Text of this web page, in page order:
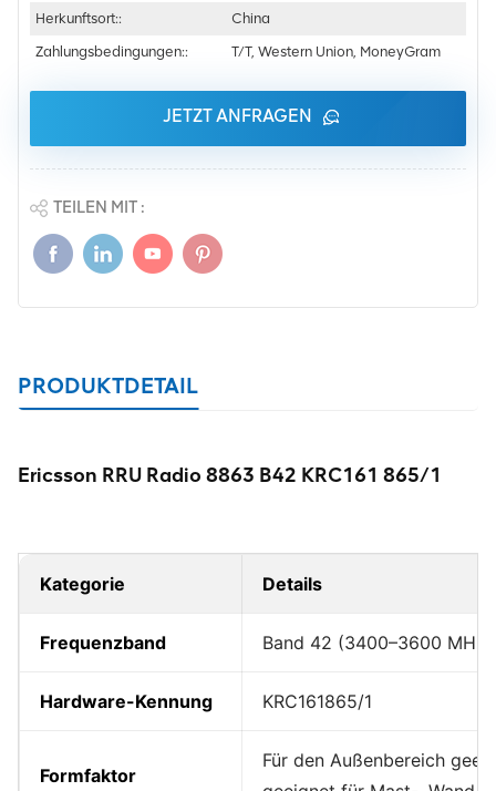
Herkunftsort::
China
Zahlungsbedingungen::
T/T, Western Union, MoneyGram
JETZT ANFRAGEN
TEILEN MIT :
PRODUKTDETAIL
Ericsson RRU Radio 8863 B42 KRC161 865/1
Kategorie Details
Frequenzband Band 42 (3400–3600 MHz,
Hardware-Kennung KRC161865/1
Formfaktor
Für den Außenbereich